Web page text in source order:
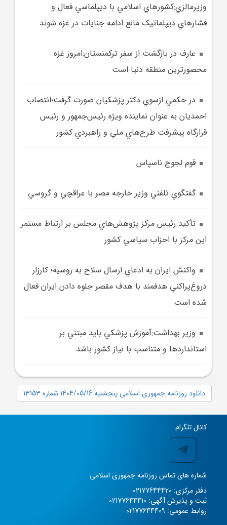
وزير‌مالزي:کشورهاي اسلامي با ديپلماسي فعال و
فشارهاي ديپلماتيک مانع ادامه جنايات در غزه شوند
عارف در بازگشت از سفر ترکمنستان:امروز غزه
محصورترين منطقه دنيا است
در حکمي ازسوي دکتر پزشکيان صورت گرفت؛انتصاب
احمديان به عنوان نماينده ويژه رئيس‌جمهور و رئيس
قرارگاه پيشرفت طرح‌هاي ملي و راهبردي کشور
قوم لجوج ناسپاس
گفتگوي تلفني وزير خارجه مصر با عراقچي و گروسي
تأکيد رئيس مرکز پژوهش‌هاي مجلس بر ارتباط مستمر
اين مرکز با احزاب سياسي کشور
واکنش ايران به ادعاي ارسال سلاح به روسيه؛ کارزار
دروغ‌پراکني هدفمند با هدف مقصر جلوه دادن ايران فعال
شده است
وزير بهداشت:آموزش پزشکي بايد مبتني بر
استانداردها و متناسب با نياز کشور باشد
دانلود روزنامه جمهوری اسلامی پنجشنبه 1404/05/16 شماره 13153
کانال تلگرام
شماره های تماس روزنامه جمهوری اسلامی
دفتر مرکزی: 02177644420
ثبت و پذیرش آگهی: 02177644410
روابط عمومی: 02177644409